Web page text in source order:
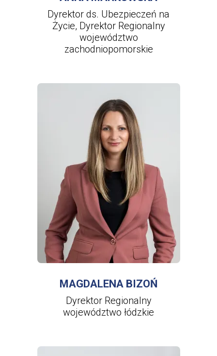
Dyrektor ds. Ubezpieczeń na
Życie, Dyrektor Regionalny
województwo
zachodniopomorskie
WIĘCEJ INFORMACJI
O
MAGDALENA
BIZOŃ
MAGDALENA BIZOŃ
Dyrektor Regionalny
województwo łódzkie